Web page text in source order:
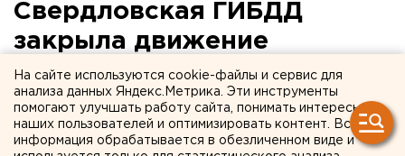
Свердловская ГИБДД
закрыла движение
автобусов из Дегтярска
Также не будет ездить школьный автобус.
На сайте используются cookie-файлы и сервис для
анализа данных Яндекс.Метрика. Эти инструменты
помогают улучшать работу сайта, понимать интересы
наших пользователей и оптимизировать контент. Вся
информация обрабатывается в обезличенном виде и